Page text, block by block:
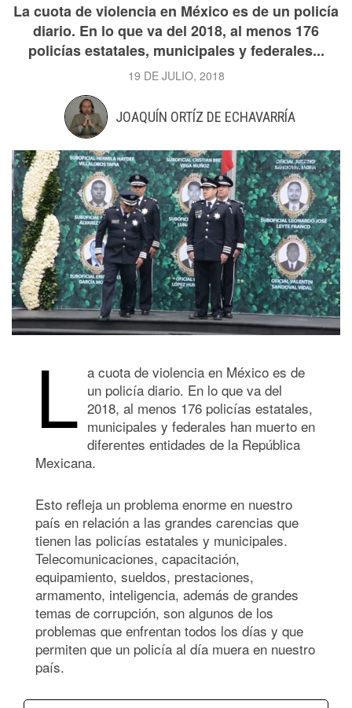
La cuota de violencia en México es de un policía
diario. En lo que va del 2018, al menos 176
policías estatales, municipales y federales...
19 DE JULIO, 2018
JOAQUÍN ORTÍZ DE ECHAVARRÍA
L a cuota de violencia en México es de
un policía diario. En lo que va del
2018, al menos 176 policías estatales,
municipales y federales han muerto en
diferentes entidades de la República
Mexicana.
Esto refleja un problema enorme en nuestro
país en relación a las grandes carencias que
tienen las policías estatales y municipales.
Telecomunicaciones, capacitación,
equipamiento, sueldos, prestaciones,
armamento, inteligencia, además de grandes
temas de corrupción, son algunos de los
problemas que enfrentan todos los días y que
permiten que un policía al día muera en nuestro
país.